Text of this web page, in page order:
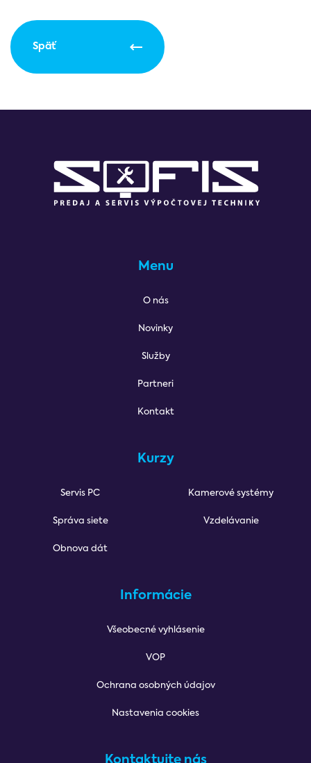
Späť
Menu
O nás
Novinky
Služby
Partneri
Kontakt
Kurzy
Servis PC
Správa siete
Obnova dát
Kamerové systémy
Vzdelávanie
Informácie
Všeobecné vyhlásenie
VOP
Ochrana osobných údajov
Nastavenia cookies
Kontaktujte nás